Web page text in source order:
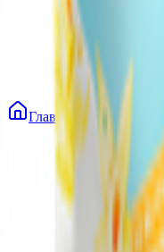
Главная